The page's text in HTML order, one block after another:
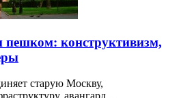
конструктивизм,
старую Москву,